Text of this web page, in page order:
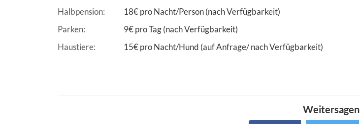
Halbpension
18€ pro Nacht/Person (nach Verfügbarkeit)
Parken
9€ pro Tag (nach Verfügbarkeit)
Haustiere
15€ pro Nacht/Hund (auf Anfrage/ nach Verfügbarkeit)
Weitersagen